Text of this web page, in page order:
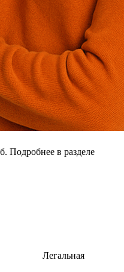
Подробнее в разделе
Легальная